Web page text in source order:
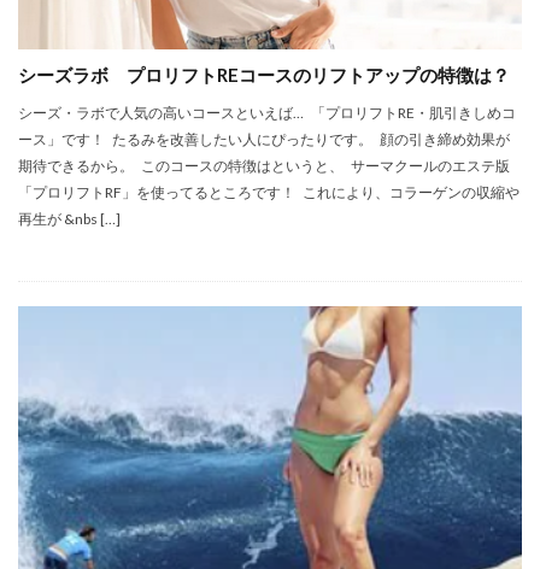
シーズラボ プロリフトREコースのリフトアップの特徴は？
シーズ・ラボで人気の高いコースといえば… 「プロリフトRE・肌引きしめコ
ース」です！ たるみを改善したい人にぴったりです。 顔の引き締め効果が
期待できるから。 このコースの特徴はというと、 サーマクールのエステ版
「プロリフトRF」を使ってるところです！ これにより、コラーゲンの収縮や
再生が &nbs […]